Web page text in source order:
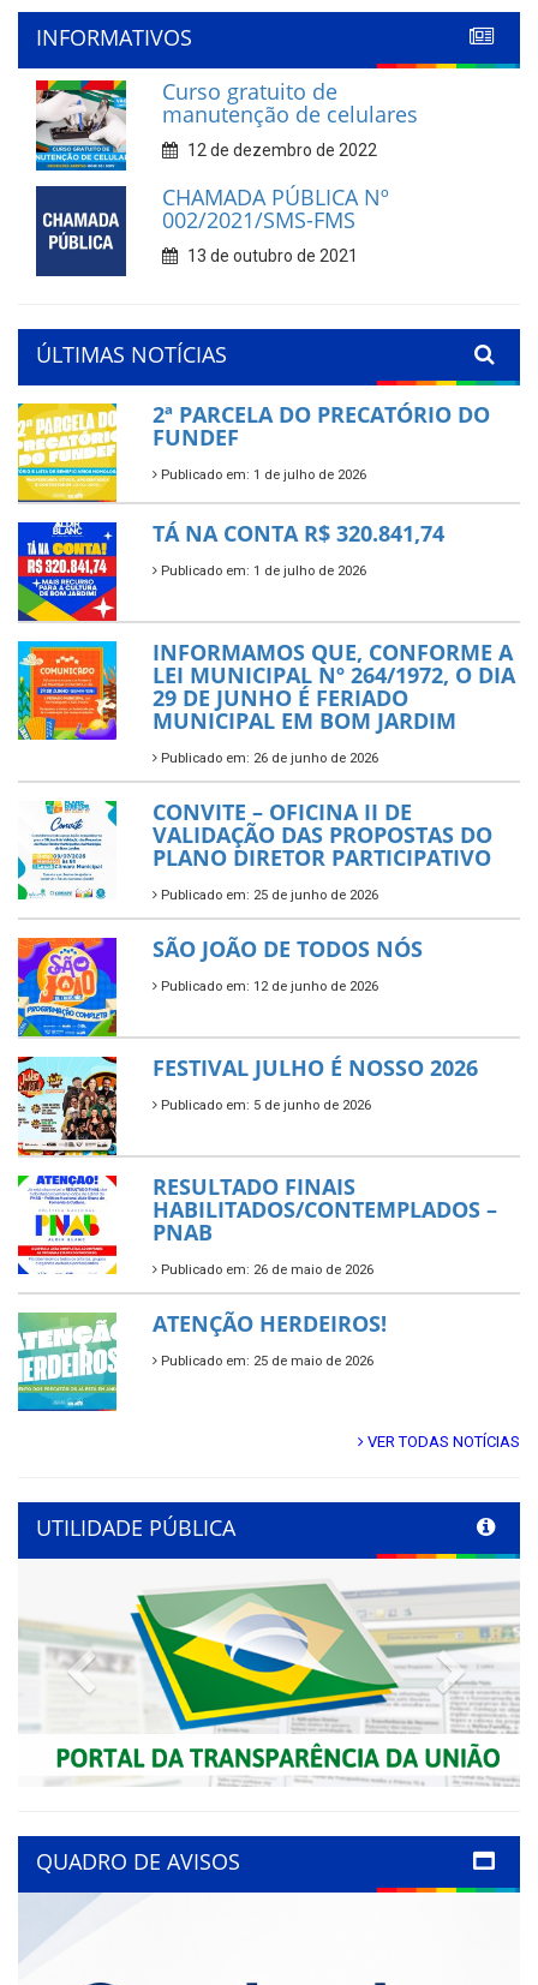
INFORMATIVOS
Curso gratuito de
manutenção de celulares
12 de dezembro de 2022
CHAMADA PÚBLICA Nº
002/2021/SMS-FMS
13 de outubro de 2021
ÚLTIMAS NOTÍCIAS
2ª PARCELA DO PRECATÓRIO DO
FUNDEF
Publicado em: 1 de julho de 2026
TÁ NA CONTA R$ 320.841,74
Publicado em: 1 de julho de 2026
INFORMAMOS QUE, CONFORME A
LEI MUNICIPAL Nº 264/1972, O DIA
29 DE JUNHO É FERIADO
MUNICIPAL EM BOM JARDIM
Publicado em: 26 de junho de 2026
CONVITE – OFICINA II DE
VALIDAÇÃO DAS PROPOSTAS DO
PLANO DIRETOR PARTICIPATIVO
Publicado em: 25 de junho de 2026
SÃO JOÃO DE TODOS NÓS
Publicado em: 12 de junho de 2026
FESTIVAL JULHO É NOSSO 2026
Publicado em: 5 de junho de 2026
RESULTADO FINAIS
HABILITADOS/CONTEMPLADOS –
PNAB
Publicado em: 26 de maio de 2026
ATENÇÃO HERDEIROS!
Publicado em: 25 de maio de 2026
VER TODAS NOTÍCIAS
UTILIDADE PÚBLICA
Previous Next
QUADRO DE AVISOS